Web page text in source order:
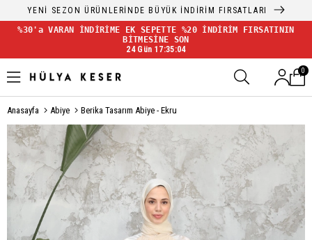
YENİ SEZON ÜRÜNLERİNDE BÜYÜK İNDİRİM FIRSATLARI
%30'a VARAN İNDİRİME EK SEPETTE %20 İNDİRİM FIRSATININ
BİTMESİNE SON
24 Gün 17:35:04
0
Anasayfa Abiye Berika Tasarım Abiye - Ekru